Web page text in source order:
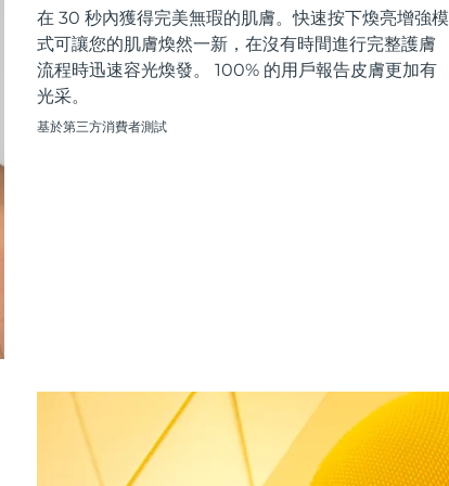
在 30 秒內獲得完美無瑕的肌膚。快速按下煥亮增強模
式可讓您的肌膚煥然一新，在沒有時間進行完整護膚
流程時迅速容光煥發。 100% 的用戶報告皮膚更加有
光采。
基於第三方消費者測試